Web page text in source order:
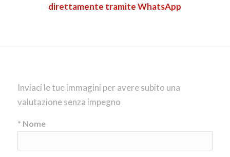
direttamente tramite WhatsApp
Inviaci le tue immagini per avere subito una
valutazione senza impegno
* Nome